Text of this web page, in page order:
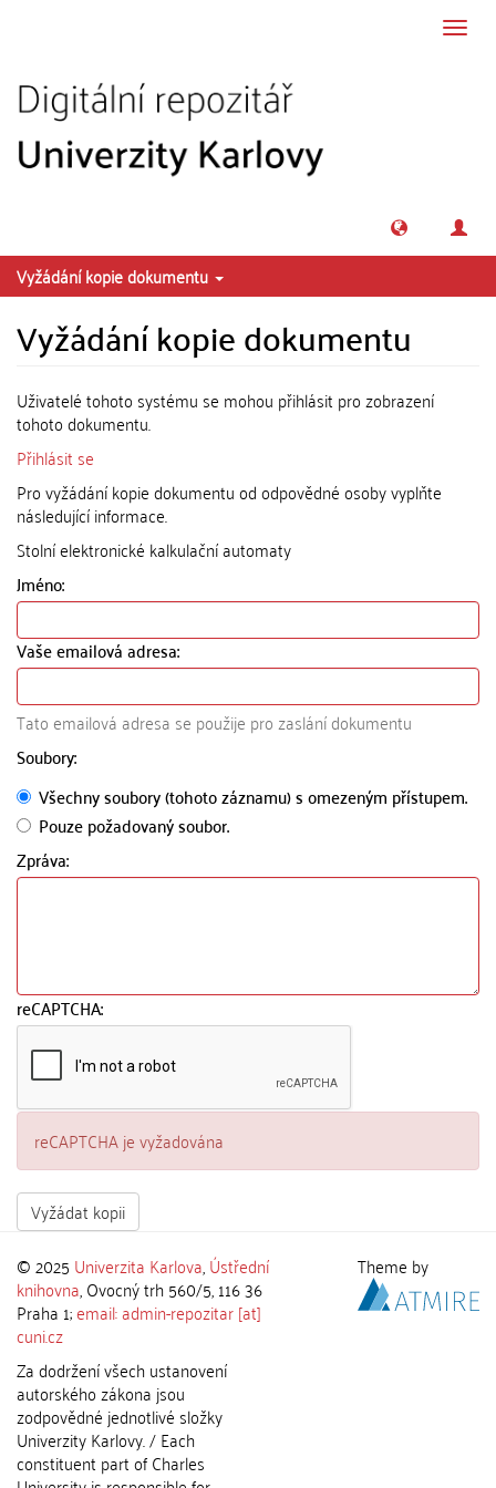
Vyžádání kopie dokumentu
Vyžádání kopie dokumentu
Uživatelé tohoto systému se mohou přihlásit pro zobrazení
tohoto dokumentu.
Přihlásit se
Pro vyžádání kopie dokumentu od odpovědné osoby vyplňte
následující informace.
Stolní elektronické kalkulační automaty
Jméno:
Vaše emailová adresa:
Tato emailová adresa se použije pro zaslání dokumentu
Soubory:
Všechny soubory (tohoto záznamu) s omezeným přístupem.
Pouze požadovaný soubor.
Zpráva:
reCAPTCHA:
reCAPTCHA je vyžadována
Vyžádat kopii
© 2025 Univerzita Karlova,Ústřední
knihovna, Ovocný trh 560/5, 116 36
Praha 1;email: admin-repozitar [at]
cuni.cz
Za dodržení všech ustanovení
autorského zákona jsou
zodpovědné jednotlivé složky
Univerzity Karlovy. / Each
constituent part of Charles
Theme by